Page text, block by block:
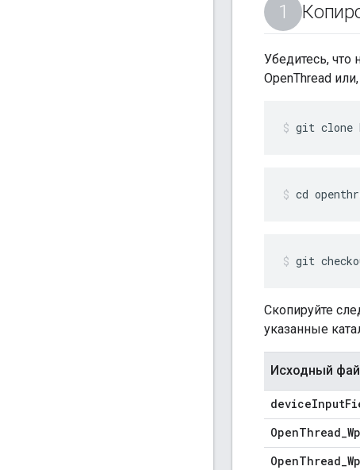
Убедитесь, что
OpenThread
git clone
cd
git
Скопируйте
указанные
Исходный
deviceInput
OpenThread_
OpenThread_